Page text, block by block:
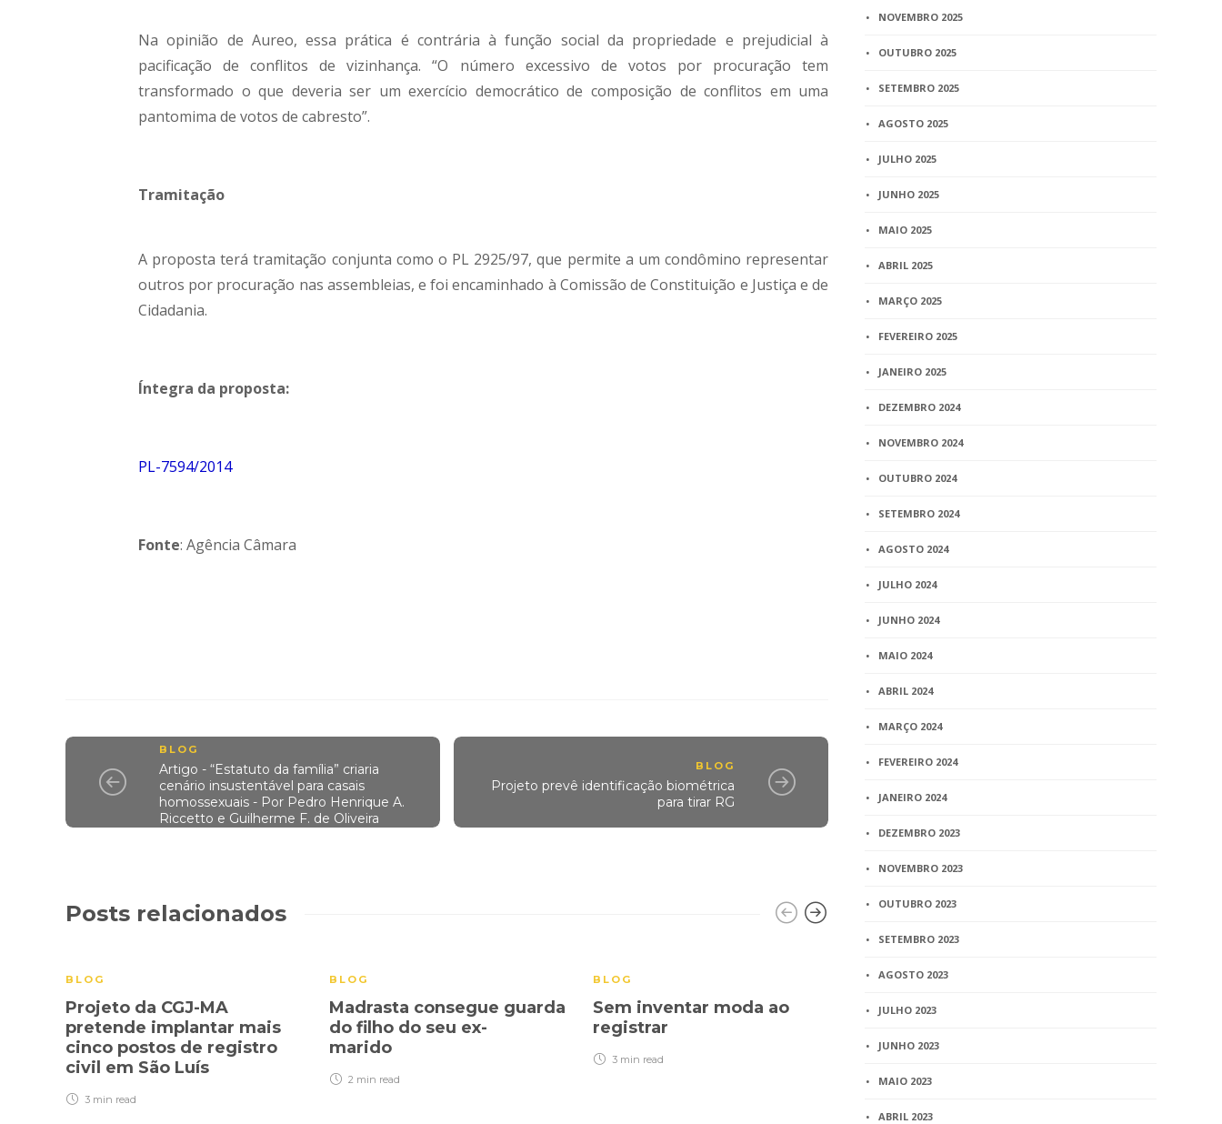
Na opinião de Aureo, essa prática é contrária à função social da propriedade e prejudicial à
pacificação de conflitos de vizinhança. “O número excessivo de votos por procuração tem
transformado o que deveria ser um exercício democrático de composição de conflitos em uma
pantomima de votos de cabresto”.
Tramitação
A proposta terá tramitação conjunta como o PL 2925/97, que permite a um condômino representar
outros por procuração nas assembleias, e foi encaminhado à Comissão de Constituição e Justiça e de
Cidadania.
Íntegra da proposta:
PL-7594/2014
Fonte: Agência Câmara
BLOG
Artigo - “Estatuto da família” criaria
cenário insustentável para casais
homossexuais - Por Pedro Henrique A.
Riccetto e Guilherme F. de Oliveira
BLOG
Projeto prevê identificação biométrica
para tirar RG
Posts relacionados
BLOG
Projeto da CGJ-MA
pretende implantar mais
cinco postos de registro
civil em São Luís
3 min read
BLOG
Madrasta consegue guarda
do filho do seu ex-
marido
2 min read
BLOG
Sem inventar moda ao
registrar
3 min read
BLOG
Jurisprudência –
de bens – comunhão
comunicabilidade.
NOVEMBRO 2025
OUTUBRO 2025
SETEMBRO 2025
AGOSTO 2025
JULHO 2025
JUNHO 2025
MAIO 2025
ABRIL 2025
MARÇO 2025
FEVEREIRO 2025
JANEIRO 2025
DEZEMBRO 2024
NOVEMBRO 2024
OUTUBRO 2024
SETEMBRO 2024
AGOSTO 2024
JULHO 2024
JUNHO 2024
MAIO 2024
ABRIL 2024
MARÇO 2024
FEVEREIRO 2024
JANEIRO 2024
DEZEMBRO 2023
NOVEMBRO 2023
OUTUBRO 2023
SETEMBRO 2023
AGOSTO 2023
JULHO 2023
JUNHO 2023
MAIO 2023
ABRIL 2023